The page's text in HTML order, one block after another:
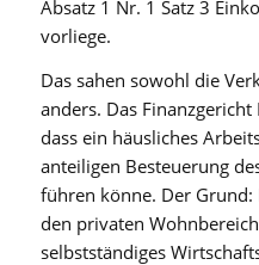
Absatz 1 Nr. 1 Satz 3
vorliege.
Das sahen sowohl die
anders. Das
dass ein häusliches
anteiligen Besteuerung
führen könne. Der
den privaten
selbstständiges